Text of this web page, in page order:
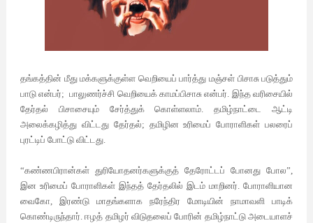
தங்கத்தின் மீது மக்களுக்குள்ள வெறியைப் பார்த்து மஞ்சள் பிசாசு படுத்தும்
பாடு என்பர்;பாலுணர்ச்சி வெறியைக் காமப்பிசாசு என்பர். இந்த வரிசையில்
தேர்தல் பிசாசையும்
சேர்த்துக் கொள்ளலாம்.தமிழ்நாட்டை
ஆட்டி
அலைக்கழித்து விட்டது தேர்தல்; தமிழின உரிமைப் போராளிகள் பலரைப்
புரட்டிப் போட்டு விட்டது.
“கண்ணபிரான்கள் துரியோதனர்களுக்குத் தேரோட்டப் போனது போல”,
இன உரிமைப் போராளிகள் இந்தத் தேர்தலில் இடம் மாறினர்.போராளியான
வைகோ,இரண்டு மாதங்களாக நரேந்திர மோடியின் நாமாவளி
பாடிக்
கொண்டிருந்தார்.ஈழத் தமிழர் விடுதலைப் போரின் தமிழ்நாட்டு அடையாளச்